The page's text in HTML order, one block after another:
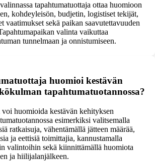
tapahtumatuottaja ottaa huomioon
kohdeyleisön, budjetin, logistiset tekijät,
vaatimukset sekä paikan saavutettavuuden
valinta vaikuttaa
tunnelmaan ja onnistumiseen.
huomioi kestävän
tapahtumatuotannossa?
voi huomioida kestävän kehityksen
esimerkiksi valitsemalla
ratkaisuja, vähentämällä jätteen määrää,
ja eettisiä toimittajia, kannustamalla
valintoihin sekä kiinnittämällä huomiota
ja hiilijalanjälkeen.